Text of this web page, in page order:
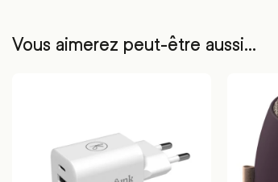
Vous aimerez peut-être aussi…